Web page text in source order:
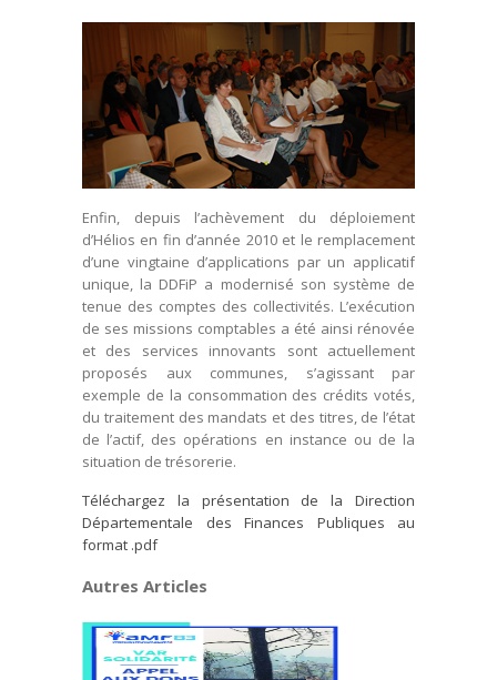
Enfin, depuis l’achèvement du déploiement
d’Hélios en fin d’année 2010 et le remplacement
d’une vingtaine d’applications par un applicatif
unique, la DDFiP a modernisé son système de
tenue des comptes des collectivités. L’exécution
de ses missions comptables a été ainsi rénovée
et des services innovants sont actuellement
proposés aux communes, s’agissant par
exemple de la consommation des crédits votés,
du traitement des mandats et des titres, de l’état
de l’actif, des opérations en instance ou de la
situation de trésorerie.
Téléchargez la présentation de la Direction
Départementale des Finances Publiques au
format .pdf
Autres Articles